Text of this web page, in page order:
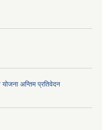
योजना अन्तिम प्रतिवेदन